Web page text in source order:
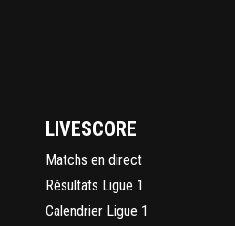
LIVESCORE
Matchs en direct
Résultats Ligue 1
Calendrier Ligue 1